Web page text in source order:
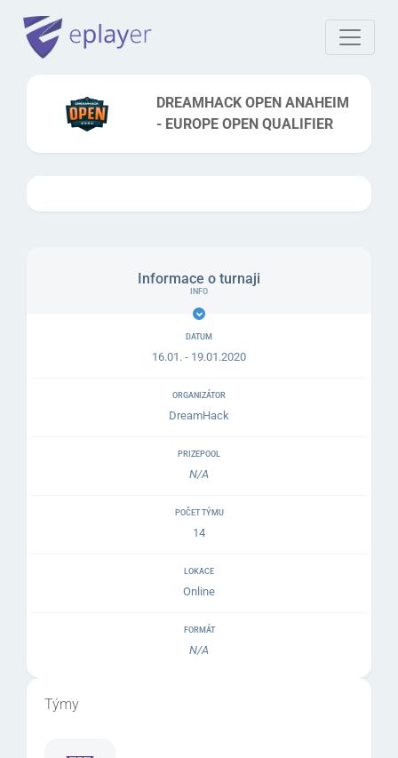
DREAMHACK OPEN ANAHEIM
- EUROPE OPEN QUALIFIER
Informace o turnaji
DATUM
16.01. - 19.01.2020
ORGANIZÁTOR
DreamHack
PRIZEPOOL
N/A
POČET TÝMU
14
LOKACE
Online
FORMÁT
N/A
Týmy